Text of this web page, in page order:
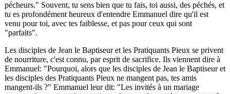
pécheurs." Souvent, tu sens bien que tu fais, toi aussi, des péchés, et
tu es profondément heureux d'entendre Emmanuel dire qu'il est
venu pour toi, avec tes faiblesse, et pas pour ceux qui sont
"parfaits".
Les disciples de Jean le Baptiseur et les Pratiquants Pieux se privent
de nourriture, c'est connu, par esprit de sacrifice. Ils viennent dire à
Emmanuel: "Pourquoi, alors que les disciples de Jean le Baptiseur et
les disciples des Pratiquants Pieux ne mangent pas, tes amis
mangent-ils ?" Emmanuel leur dit: "Les invités à un mariage